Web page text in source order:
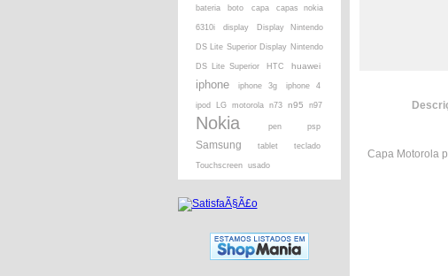
bateria boto capa capas nokia
6310i display Display Nintendo
DS Lite Superior Display Nintendo
DS Lite Superior HTC huawei
iphone iphone 3g iphone 4
ipod LG motorola n73 n95 n97
Nokia pen psp
Samsung tablet teclado
Touchscreen usado
Capa Motorola